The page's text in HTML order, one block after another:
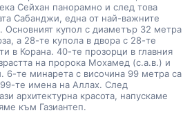
Сейхан панорамно и след това
Сабанджи, една от най-важните
Основният купол с диаметър 32 метра
а 28-те купола в двора с 28-те
в Корана. 40-те прозорци в главния
на пророка Мохамед (с.а.в.) и
6-те минарета с височина 99 метра са
те имена на Аллах. След
архитектурна красота, напускаме
към Газиантеп.